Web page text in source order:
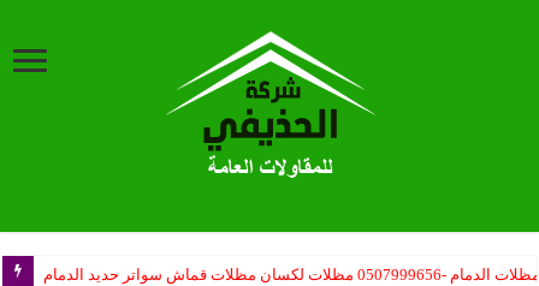
الدمام -0507999656 مظلات لكسان مظلات قماش سواتر حديد الدمام